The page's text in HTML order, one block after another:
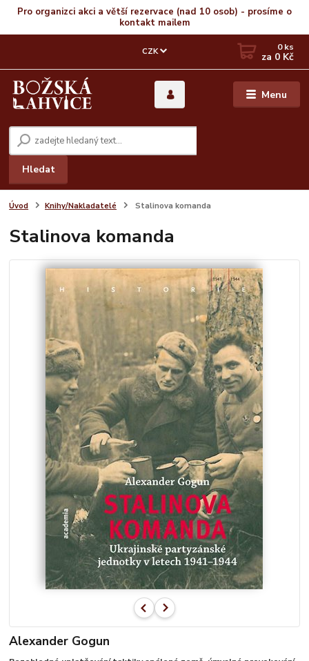
Pro organizci akci a větší rezervace (nad 10 osob) - prosíme o
kontakt mailem
Menu
CZK
Hledat
0ks
za 0 Kč
Úvod Knihy/Nakladatelé Stalinova komanda
Stalinova komanda
Alexander Gogun